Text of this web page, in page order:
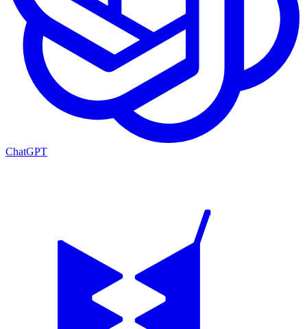
ChatGPT